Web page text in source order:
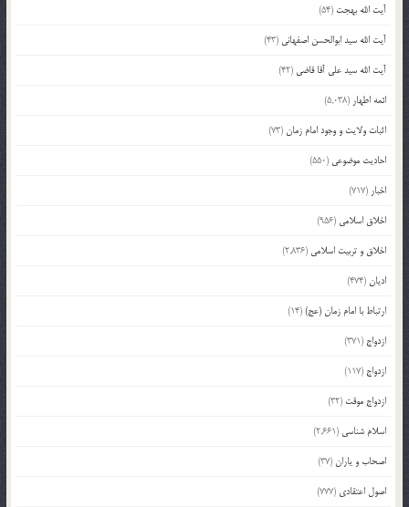
آیت الله بهجت (54)
آیت الله سید ابوالحسن اصفهانی (43)
آیت الله سید علی آقا قاضی (42)
ائمه اطهار (5,038)
اثبات ولایت و وجود امام زمان(73)
احادیث موضوعی (550)
اخبار (717)
اخلاق اسلامی (956)
اخلاق و تربیت اسلامی (2,836)
ادیان(474)
ارتباط با امام زمان (عج)(14)
ازدواج (371)
ازدواج (117)
ازدواج موقت (32)
اسلام شناسی (2,661)
اصحاب و یاران(37)
اصول اعتقادی (777)